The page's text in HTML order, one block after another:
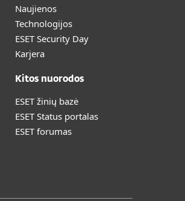
Naujienos
Technologijos
ESET Security Day
Karjera
Kitos nuorodos
ESET žinių bazė
ESET Status portalas
ESET forumas